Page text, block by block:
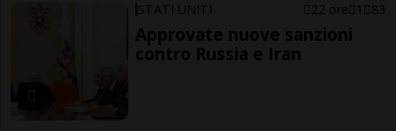
STATI UNITI 22 ore 1 83
Approvate nuove sanzioni
contro Russia e Iran